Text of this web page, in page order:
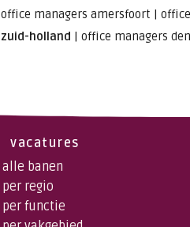
office managers amersfoort |
zuid-holland | office managers
vacatures
alle banen
per regio
per functie